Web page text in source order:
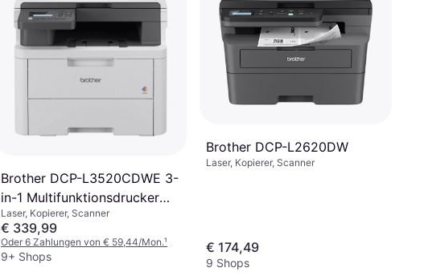
Brother DCP-L3520CDWE 3-
in-1 Multifunktionsdrucker
44,4 cm
Laser, Kopierer, Scanner
€ 339,99
Oder 6 Zahlungen von € 59,44/Mon.¹
9+ Shops
Brother DCP-L2620DW
Laser, Kopierer, Scanner
€ 174,49
9 Shops